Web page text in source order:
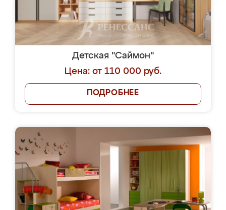
Детская "Саймон"
Цена: от 110 000 руб.
ПОДРОБНЕЕ